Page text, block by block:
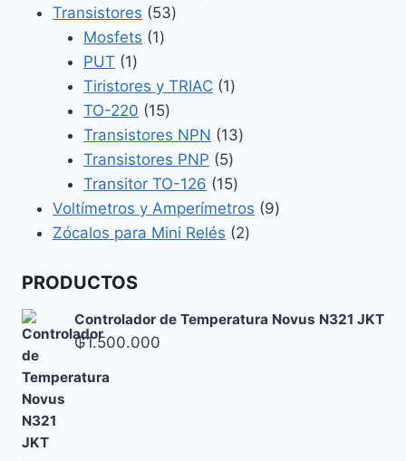
Transistores 5353
Mosfets 11
PUT 11
producto
Tiristores y TRIAC 11
TO-220 1515
productos
Transistores NPN 1313
Transistores PNP 55
productos
Transitor TO-126 1515
productos
Voltímetros y Amperímetros 99
Zócalos para Mini Relés 22
PRODUCTOS
Controlador de Temperatura Novus N321 JKT
₲1.500.000